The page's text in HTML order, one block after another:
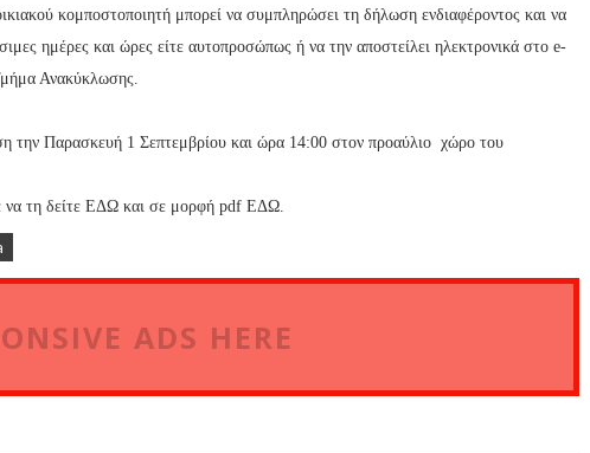
κομποστοποιητή μπορεί να συμπληρώσει τη δήλωση ενδιαφέροντος και να
ημέρες και ώρες είτε αυτοπροσώπως ή να την αποστείλει ηλεκτρονικά στο e-
Ανακύκλωσης.
την Παρασκευή 1 Σεπτεμβρίου και ώρα 14:00 στον προαύλιο χώρο του
να τη δείτε ΕΔΩ και σε μορφή pdf ΕΔΩ.
ADS HERE